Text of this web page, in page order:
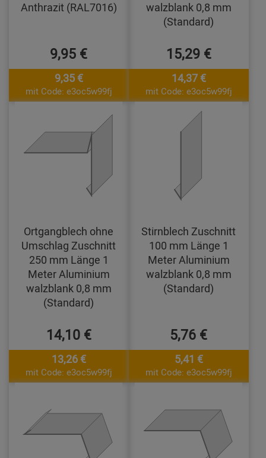
Anthrazit (RAL7016)
9,95 €
9,35 €
mit Code: e3oc5w99fj
walzblank 0,8 mm
(Standard)
15,29 €
14,37 €
mit Code: e3oc5w99fj
Ortgangblech ohne
Umschlag Zuschnitt
250 mm Länge 1
Meter Aluminium
walzblank 0,8 mm
(Standard)
14,10 €
13,26 €
mit Code: e3oc5w99fj
Stirnblech Zuschnitt
100 mm Länge 1
Meter Aluminium
walzblank 0,8 mm
(Standard)
5,76 €
5,41 €
mit Code: e3oc5w99fj